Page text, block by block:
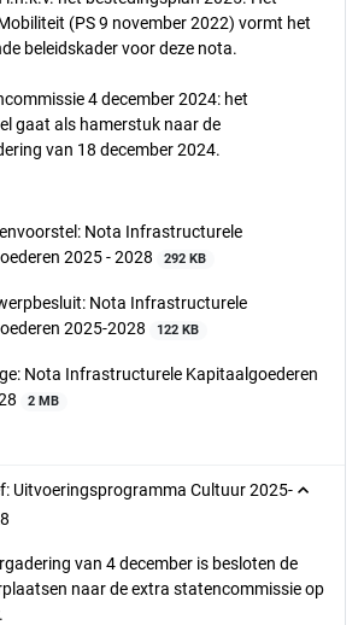
(PS 9 november 2022) vormt het
beleidskader voor deze nota.
4 december 2024: het
gaat als hamerstuk naar de
van 18 december 2024.
Nota Infrastructurele
2025 - 2028
292 KB
Nota Infrastructurele
2025-2028
122 KB
Nota Infrastructurele Kapitaalgoederen
2 MB
Uitvoeringsprogramma Cultuur 2025-
van 4 december is besloten de
naar de extra statencommissie op